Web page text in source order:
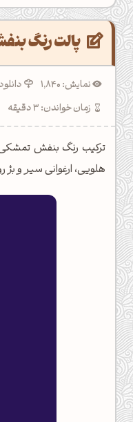
رنگ‌ها باهم
یافتن نام رنگ با کد Hex
استخراج کد رنگ از عکس
ساخت پالت رنگ با هوش‌مصنوعی
کدهای رنگ
یافتن رنگ مکمل
مشاهده تمام ابزارها
پالت رنگ
نمایش: 1,840 دانلود:
زمان خواندن: 3 دقیقه
ترکیب رنگ بنفش
هلویی، ارغوانی سیر و